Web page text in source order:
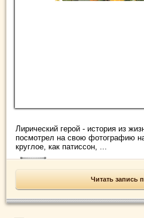
Лирический герой - история из
посмотрел на свою фотографию
круглое, как патиссон, ...
Читать запись